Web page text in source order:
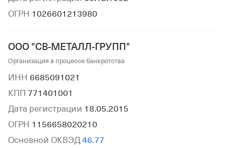
ОГРН 1026601213980
ООО "СВ-МЕТАЛЛ-ГРУПП"
Организация в процессе банкротства
ИНН 6685091021
КПП 771401001
Дата регистрации 18.05.2015
ОГРН 1156658020210
Основной ОКВЭД 46.77